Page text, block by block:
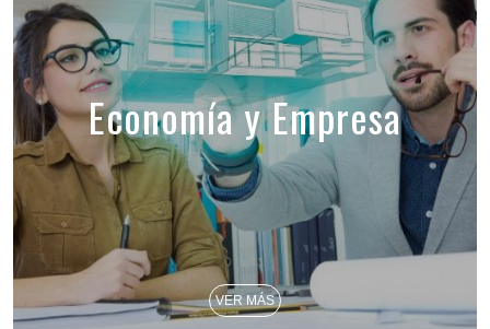
Economía y Empresa
VER MÁS